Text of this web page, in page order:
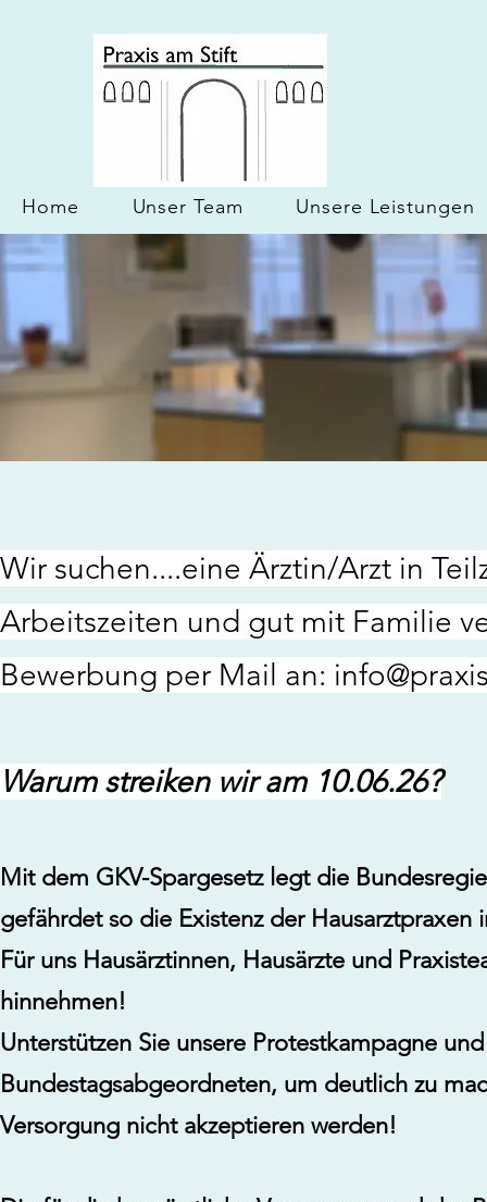
Home Unser Team Unsere Leistungen
Wir suchen....eine Ärztin/Arzt in
Arbeitszeiten und gut mit Familie
Bewerbung per Mail an:
Warum streiken wir am 10.06.26?
Mit dem GKV-Spargesetz legt die
gefährdet so die Existenz der Hausarztpraxen
Für uns Hausärztinnen, Hausärzte und
hinnehmen!
Unterstützen Sie unsere Protestkampagne
Bundestagsabgeordneten, um deutlich zu
Versorgung nicht akzeptieren werden!